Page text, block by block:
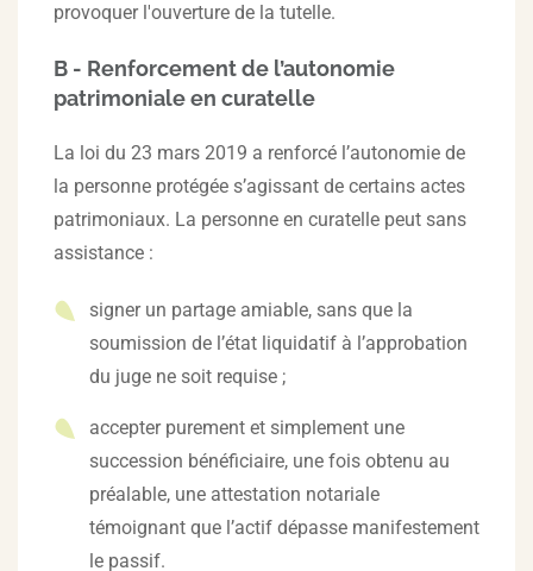
provoquer l'ouverture de la tutelle.
B - Renforcement de l’autonomie
patrimoniale en curatelle
La loi du 23 mars 2019 a renforcé l’autonomie de
la personne protégée s’agissant de certains actes
patrimoniaux. La personne en curatelle peut sans
assistance :
signer un partage amiable, sans que la
soumission de l’état liquidatif à l’approbation
du juge ne soit requise ;
accepter purement et simplement une
succession bénéficiaire, une fois obtenu au
préalable, une attestation notariale
témoignant que l’actif dépasse manifestement
le passif.